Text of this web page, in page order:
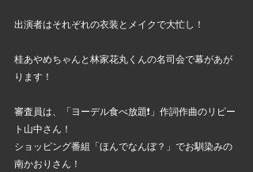
出演者はそれぞれの衣装とメイクで大忙し！
桂あやめちゃんと林家花丸くんの名司会で幕があが
ります！
審査員は、「ヨーデル食べ放題❗」作詞作曲のリピー
ト山中さん！
ショッピング番組「ほんでなんぼ？」でお馴染みの
南かおりさん！